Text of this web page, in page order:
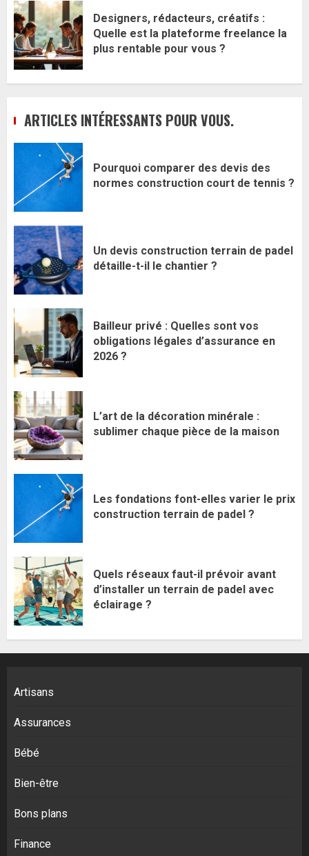
Designers, rédacteurs, créatifs :
Quelle est la plateforme freelance la
plus rentable pour vous ?
ARTICLES INTÉRESSANTS POUR VOUS.
Pourquoi comparer des devis des
normes construction court de tennis ?
Un devis construction terrain de padel
détaille-t-il le chantier ?
Bailleur privé : Quelles sont vos
obligations légales d’assurance en
2026 ?
L’art de la décoration minérale :
sublimer chaque pièce de la maison
Les fondations font-elles varier le prix
construction terrain de padel ?
Quels réseaux faut-il prévoir avant
d’installer un terrain de padel avec
éclairage ?
Artisans
Assurances
Bébé
Bien-être
Bons plans
Finance